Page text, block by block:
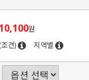
10,100원
(조건) 지역별